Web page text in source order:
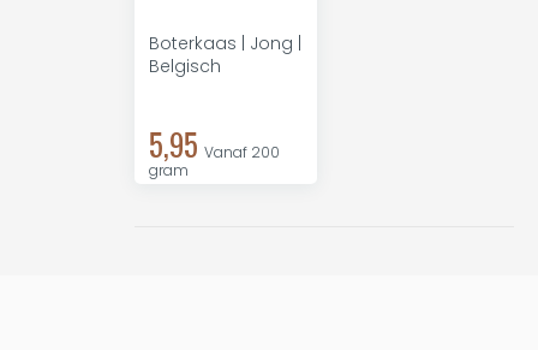
Boterkaas | Jong |
Belgisch
5,95 Vanaf 200
gram